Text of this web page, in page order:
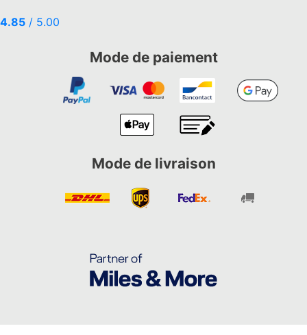
4.85 / 5.00
Mode de paiement
Mode de livraison